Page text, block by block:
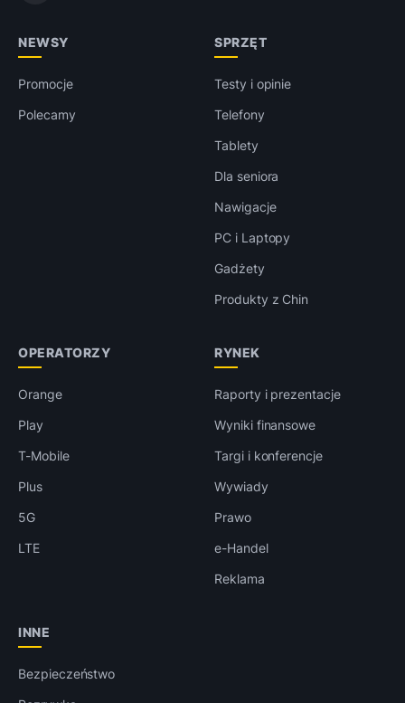
NEWSY
Promocje
Polecamy
SPRZĘT
Testy i opinie
Telefony
Tablety
Dla seniora
Nawigacje
PC i Laptopy
Gadżety
Produkty z Chin
OPERATORZY
Orange
Play
T-Mobile
Plus
5G
LTE
RYNEK
Raporty i prezentacje
Wyniki finansowe
Targi i konferencje
Wywiady
Prawo
e-Handel
Reklama
INNE
Bezpieczeństwo